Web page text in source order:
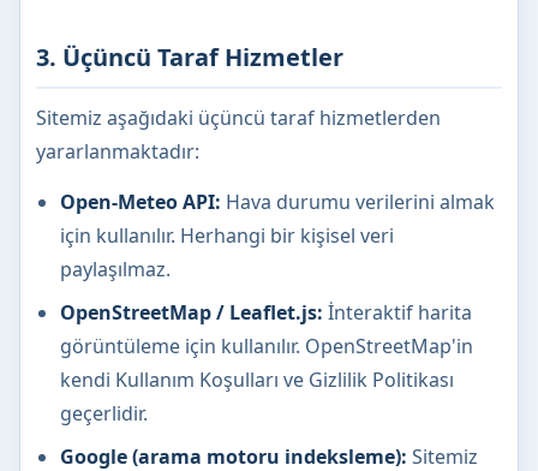
3. Üçüncü Taraf Hizmetler
Sitemiz aşağıdaki üçüncü taraf hizmetlerden
yararlanmaktadır:
Open-Meteo API: Hava durumu verilerini almak
için kullanılır. Herhangi bir kişisel veri
paylaşılmaz.
OpenStreetMap / Leaflet.js: İnteraktif harita
görüntüleme için kullanılır. OpenStreetMap'in
kendi Kullanım Koşulları ve Gizlilik Politikası
geçerlidir.
Google (arama motoru indeksleme): Sitemiz